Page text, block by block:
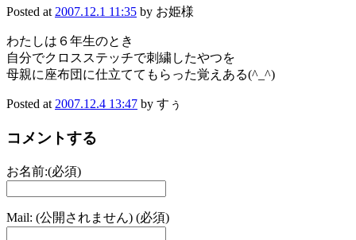
Posted at 2007.12.1 11:35 by お姫様
わたしは６年生のとき
自分でクロスステッチで刺繍したやつを
母親に座布団に仕立ててもらった覚えある(^_^)
Posted at 2007.12.4 13:47 by すぅ
コメントする
お名前:(必須)
Mail: (公開されません) (必須)